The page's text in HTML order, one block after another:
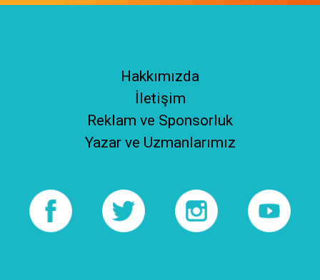
Hakkımızda
İletişim
Reklam ve Sponsorluk
Yazar ve Uzmanlarımız